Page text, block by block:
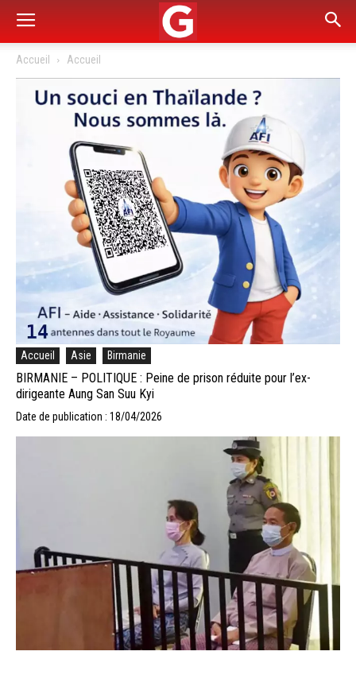
Accueil Accueil
Accueil Asie Birmanie
BIRMANIE – POLITIQUE : Peine de prison réduite pour l’ex-
dirigeante Aung San Suu Kyi
Date de publication : 18/04/2026